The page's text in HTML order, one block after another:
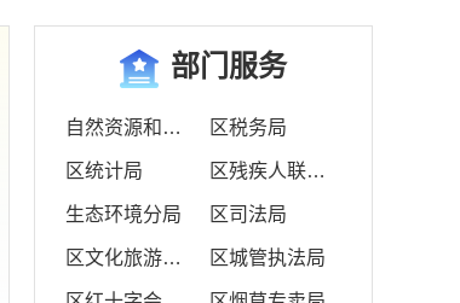
部门服务
自然资源和规划分局 区税务局
区统计局 区残疾人联合会
生态环境分局 区司法局
区文化旅游体育局 区城管执法局